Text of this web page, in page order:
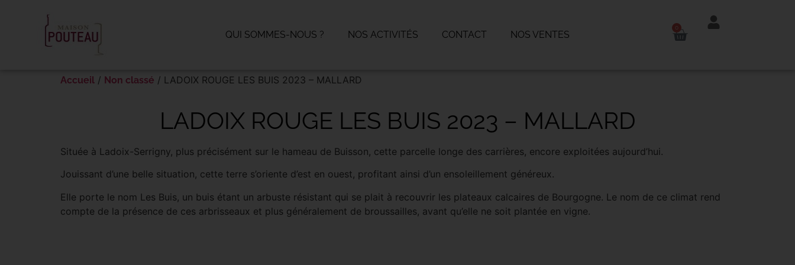
QUI SOMMES-NOUS ? NOS ACTIVITÉS CONTACT NOS VENTES
Accueil / Non classé / LADOIX ROUGE LES BUIS 2023 – MALLARD
LADOIX ROUGE LES BUIS 2023 – MALLARD
Située à Ladoix-Serrigny, plus précisément sur le hameau de Buisson, cette parcelle longe des carrières, encore exploitées aujourd’hui.
Jouissant d’une belle situation, cette terre s’oriente d’est en ouest, profitant ainsi d’un ensoleillement généreux.
Elle porte le nom Les Buis, un buis étant un arbuste résistant qui se plait à recouvrir les plateaux calcaires de Bourgogne. Le nom de ce climat rend
compte de la présence de ces arbrisseaux et plus généralement de broussailles, avant qu’elle ne soit plantée en vigne.